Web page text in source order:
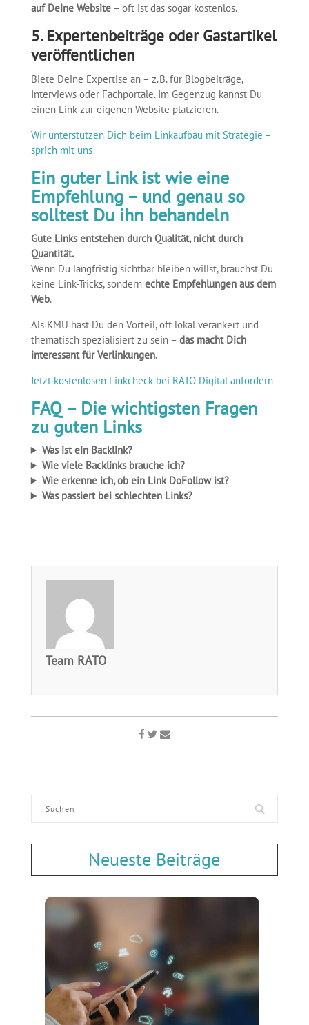
auf Deine Website– oft ist das sogar kostenlos.
5. Expertenbeiträge oder Gastartikel
veröffentlichen
Biete Deine Expertise an – z. B. für Blogbeiträge,
Interviews oder Fachportale. Im Gegenzug kannst Du
einen Link zur eigenen Website platzieren.
Wir unterstützen Dich beim Linkaufbau mit Strategie –
sprich mit uns
Ein guter Link ist wie eine
Empfehlung – und genau so
solltest Du ihn behandeln
Gute Links entstehen durch Qualität, nicht durch
Quantität.
Wenn Du langfristig sichtbar bleiben willst, brauchst Du
keine Link-Tricks, sondern echte Empfehlungen aus dem
Web.
Als KMU hast Du den Vorteil, oft lokal verankert und
thematisch spezialisiert zu sein – das macht Dich
interessant für Verlinkungen.
Jetzt kostenlosen Linkcheck bei RATO Digital anfordern
FAQ – Die wichtigsten Fragen
zu guten Links
Was ist ein Backlink?
Wie viele Backlinks brauche ich?
Wie erkenne ich, ob ein Link DoFollow ist?
Was passiert bei schlechten Links?
Team RATO
Neueste Beiträge